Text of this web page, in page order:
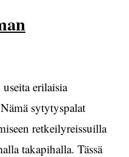
erilaisia
sytytyspalat
retkeilyreissuilla
takapihalla. Tässä